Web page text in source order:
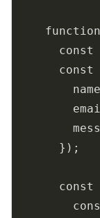
const
const
      });
const